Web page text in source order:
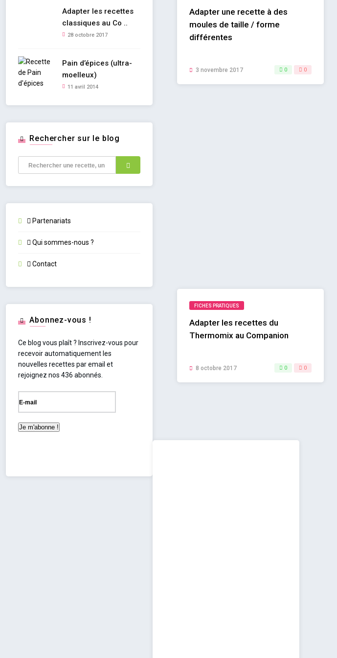
Adapter une recette à des
moules de taille / forme
différentes
3 novembre 2017 0 0
FICHES PRATIQUES
Adapter les recettes du
Thermomix au Companion
8 octobre 2017 0 0
Adapter les recettes
classiques au Co ..
28 octobre 2017
Pain d’épices (ultra-
moelleux)
11 avril 2014
Rechercher sur le blog
Partenariats
Qui sommes-nous ?
Contact
Abonnez-vous !
Ce blog vous plaît ? Inscrivez-vous pour
recevoir automatiquement les
nouvelles recettes par email et
rejoignez nos 436 abonnés.